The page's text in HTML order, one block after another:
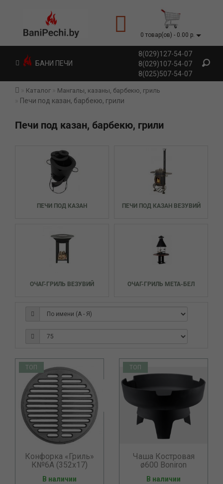
0 товар(ов) - 0.00 р.
8(029)127-54-07
8(029)107-54-07
8(025)507-54-07
БАНИ ПЕЧИ
Каталог Мангалы, казаны, барбекю, гриль
Печи под казан, барбекю, грили
Печи под казан, барбекю, грили
ПЕЧИ ПОД КАЗАН ПЕЧИ ПОД КАЗАН ВЕЗУВИЙ
ОЧАГ-ГРИЛЬ ВЕЗУВИЙ ОЧАГ-ГРИЛЬ МЕТА-БЕЛ
ТОП
Конфорка «Гриль»
К№6А (352х17)
В наличии
ТОП
Чаша Костровая
ø600 Boniron
В наличии